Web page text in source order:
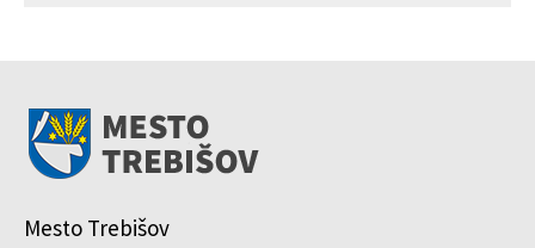
Mesto Trebišov